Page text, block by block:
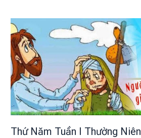
Thứ Năm Tuần I Thường Niên